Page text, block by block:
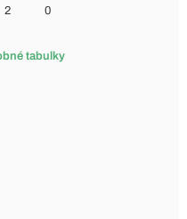
2 0
tabulky